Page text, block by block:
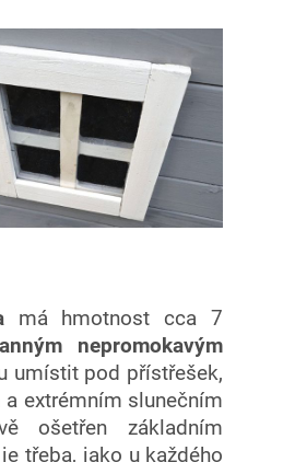
má hmotnost cca 7
nepromokavým
umístit pod přístřešek,
a extrémním slunečním
ošetřen základním
třeba, jako u každého